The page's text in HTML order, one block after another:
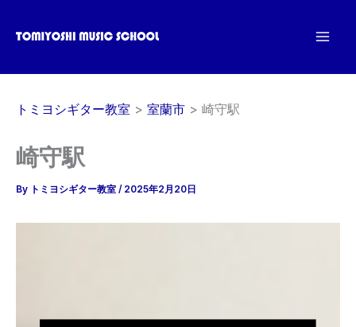
ス
トミヨシギター教室 室蘭市 崎守駅
崎守駅
By トミヨシギター教室 / 2025年2月20日